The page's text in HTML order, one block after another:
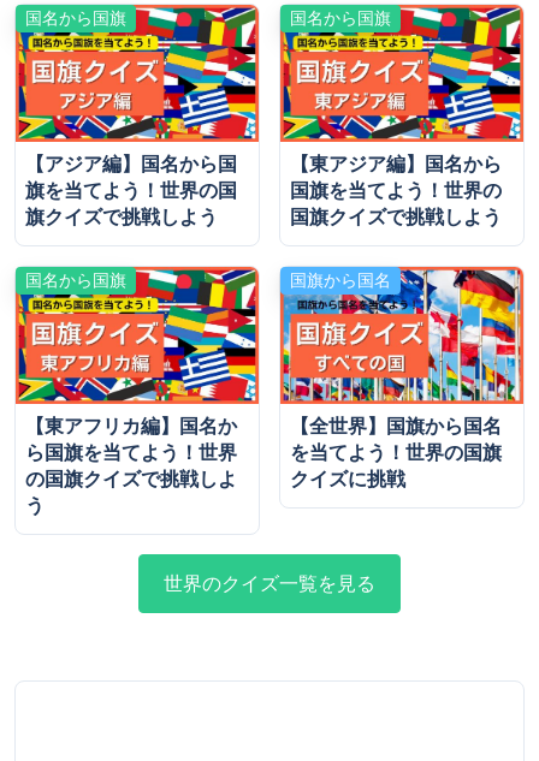
国名から国旗
【アジア編】国名から国
旗を当てよう！世界の国
旗クイズで挑戦しよう
国名から国旗
【東アジア編】国名から
国旗を当てよう！世界の
国旗クイズで挑戦しよう
国名から国旗
【東アフリカ編】国名か
ら国旗を当てよう！世界
の国旗クイズで挑戦しよ
う
国旗から国名
【全世界】国旗から国名
を当てよう！世界の国旗
クイズに挑戦
世界のクイズ一覧を見る